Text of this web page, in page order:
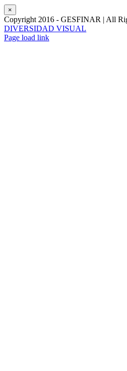
×
Copyright 2016 - GESFINAR | All
DIVERSIDAD VISUAL
Facebook
Page load link